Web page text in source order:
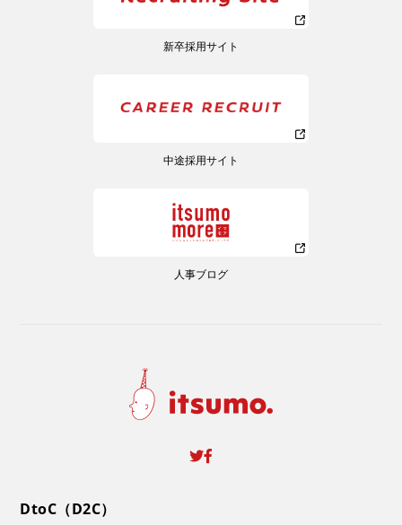
新卒採用サイト
中途採用サイト
人事ブログ
DtoC（D2C）